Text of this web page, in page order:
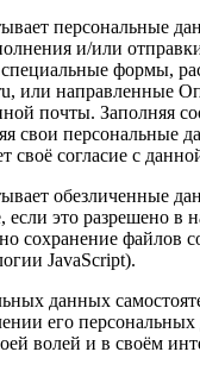
персональные
и/или
специальные формы,
или направленные
почты. Заполняя
свои персональные
своё согласие с
обезличенные
если это разрешено в
сохранение файлов
JavaScript).
данных
его
волей и в своём